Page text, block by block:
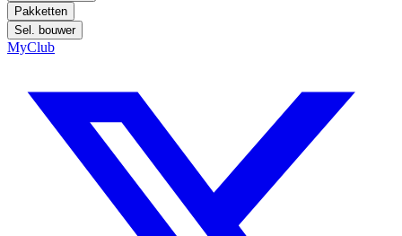
Pakketten
Sel. bouwer
MyClub